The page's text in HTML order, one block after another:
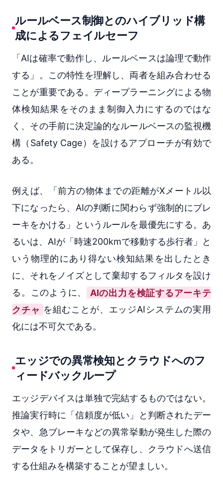
ルールベース制御とのハイブリッド構
成によるフェイルセーフ
「AIは確率で動作し、ルールベースは論理で動作
する」。この特性を理解し、両者を組み合わせる
ことが重要である。ディープラーニングによる物
体検知結果をそのまま制御入力にするのではな
く、その手前に決定論的なルールベースの監視機
構（Safety Cage）を設けるアプローチが有効で
ある。
例えば、「前方の物体までの距離がXメートル以
下になったら、AIの判断に関わらず強制的にブレ
ーキをかける」というルールを最優先にする。あ
るいは、AIが「時速200kmで移動する歩行者」と
いう物理的にあり得ない検知結果を出したとき
に、それをノイズとして棄却するフィルタを設け
る。このように、
AIの出力を検証するアーキテ
クチャ を組むことが、エッジAIシステムの実用
化には不可欠である。
エッジでの異常検知とクラウドへのフ
ィードバックループ
エッジデバイスは単独で完結するものではない。
推論実行時に「信頼度が低い」と判断されたデー
タや、急ブレーキなどの異常挙動が発生した際の
データをトリガーとして保存し、クラウドへ送信
する仕組みを構築することが望ましい。